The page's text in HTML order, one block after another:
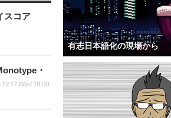
スコア
・
Wed 18:00
有志日本語化の現場から